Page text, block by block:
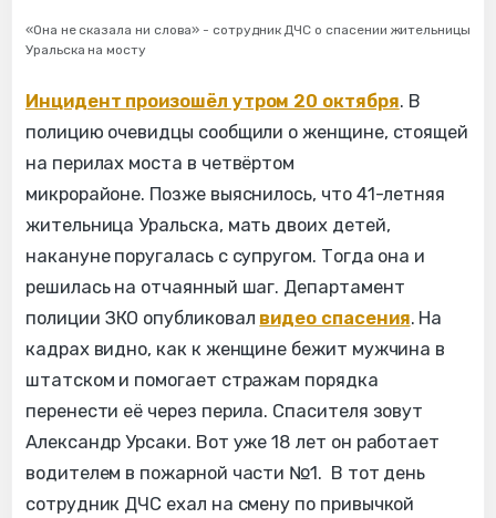
«Она не сказала ни слова» - сотрудник ДЧС о спасении жительницы
Уральска на мосту
Инцидент произошёл утром 20 октября. В
полицию очевидцы сообщили о женщине, стоящей
на перилах моста в четвёртом
микрорайоне. Позже выяснилось, что 41-летняя
жительница Уральска, мать двоих детей,
накануне поругалась с супругом. Тогда она и
решилась на отчаянный шаг. Департамент
полиции ЗКО опубликовал видео спасения. На
кадрах видно, как к женщине бежит мужчина в
штатском и помогает стражам порядка
перенести её через перила. Спасителя зовут
Александр Урсаки. Вот уже 18 лет он работает
водителем в пожарной части №1. В тот день
сотрудник ДЧС ехал на смену по привычкой